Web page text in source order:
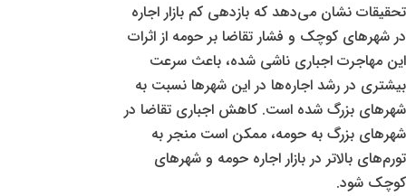
تحقیقات نشان می‌دهد که بازدهی کم بازار اجاره
در شهرهای کوچک و فشار تقاضا بر حومه از اثرات
این مهاجرت اجباری ناشی شده، باعث سرعت
بیشتری در رشد اجاره‌ها در این شهرها نسبت به
شهرهای بزرگ شده است. کاهش اجباری تقاضا در
شهرهای بزرگ به حومه، ممکن است منجر به
تورم‌های بالاتر در بازار اجاره حومه و شهرهای
کوچک شود.